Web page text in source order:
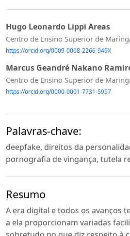
Hugo Leonardo Lippi Areas
Centro de Ensino Superior de
https://orcid.org/0009-0008-2266-949X
Marcus Geandré Nakano
Centro de Ensino Superior de
https://orcid.org/0000-0001-7731-5957
Palavras-chave:
deepfake, direitos da
pornografia de vingança, tutela
Resumo
A era digital e todos os avanços
a ela proporcionam variadas